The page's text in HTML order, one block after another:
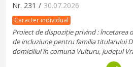
Nr. 231 / 30.07.2026
Caracter individual
Proiect de dispoziție privind : încetarea
de incluziune pentru familia titularului
domiciliul în comuna Vulturu, județul